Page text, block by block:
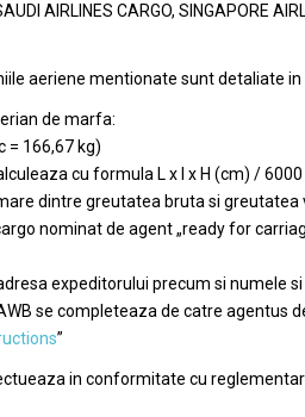
AIRLINES CARGO, SINGAPORE
aeriene mentionate sunt detaliate in
de marfa:
= 166,67 kg)
cu formula L x l x H (cm) / 6000
dintre greutatea bruta si greutatea
nominat de agent „ready for
expeditorului precum si numele
se completeaza de catre agentus
”
in conformitate cu